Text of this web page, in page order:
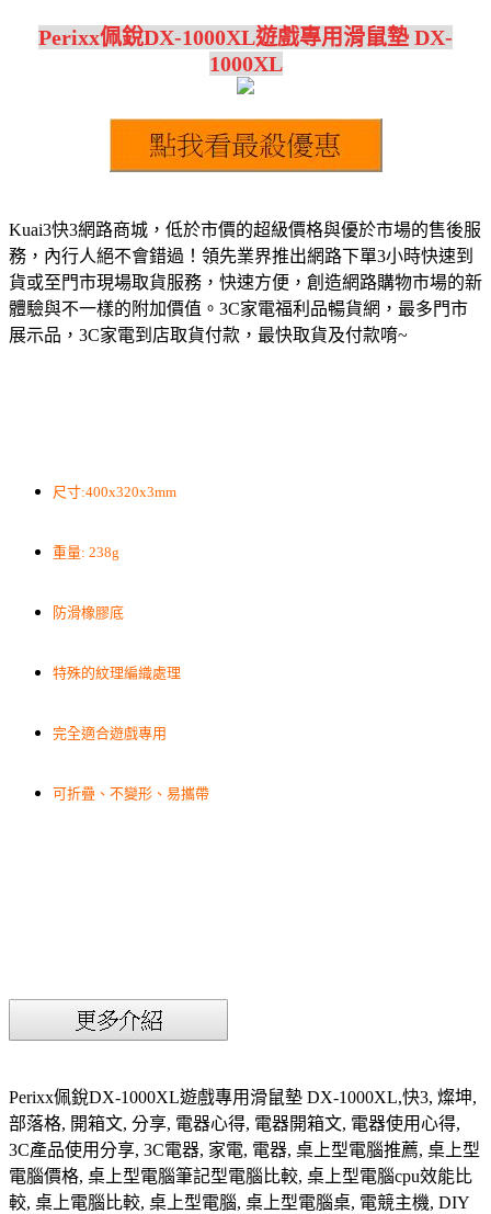
Perixx佩銳DX-1000XL遊戲專用滑鼠墊 DX-
1000XL
Kuai3快3網路商城，低於市價的超級價格與優於市場的售後服
務，內行人絕不會錯過！領先業界推出網路下單3小時快速到
貨或至門市現場取貨服務，快速方便，創造網路購物市場的新
體驗與不一樣的附加價值。3C家電福利品暢貨網，最多門市
展示品，3C家電到店取貨付款，最快取貨及付款唷~
尺寸:400x320x3mm
重量: 238g
防滑橡膠底
特殊的紋理編織處理
完全適合遊戲專用
可折疊、不變形、易攜帶
Perixx佩銳DX-1000XL遊戲專用滑鼠墊 DX-1000XL,快3, 燦坤,
部落格, 開箱文, 分享, 電器心得, 電器開箱文, 電器使用心得,
3C產品使用分享, 3C電器, 家電, 電器, 桌上型電腦推薦, 桌上型
電腦價格, 桌上型電腦筆記型電腦比較, 桌上型電腦cpu效能比
較, 桌上電腦比較, 桌上型電腦, 桌上型電腦桌, 電競主機, DIY